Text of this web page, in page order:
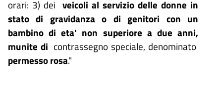
orari: 3) dei veicoli al servizio delle donne in
stato di gravidanza o di genitori con un
bambino di eta' non superiore a due anni,
munite di contrassegno speciale, denominato
permesso rosa."